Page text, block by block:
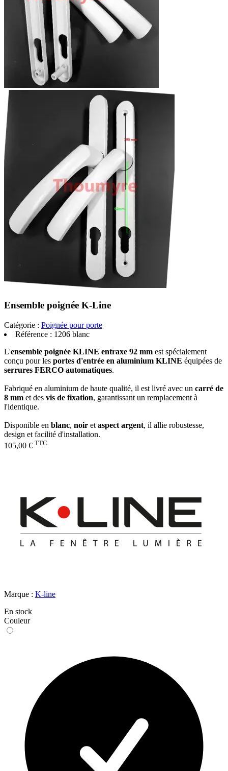
Ensemble poignée K-Line
Catégorie : Poignée pour porte
Référence : 1206 blanc
L'ensemble poignée KLINE entraxe 92 mm est spécialement
conçu pour les portes d'entrée en aluminium KLINE équipées de
serrures FERCO automatiques.
Fabriqué en aluminium de haute qualité, il est livré avec un carré de
8 mm et des vis de fixation, garantissant un remplacement à
l'identique.
Disponible en blanc, noir et aspect argent, il allie robustesse,
design et facilité d'installation.
105,00 € TTC
Marque : K-line
En stock
Couleur